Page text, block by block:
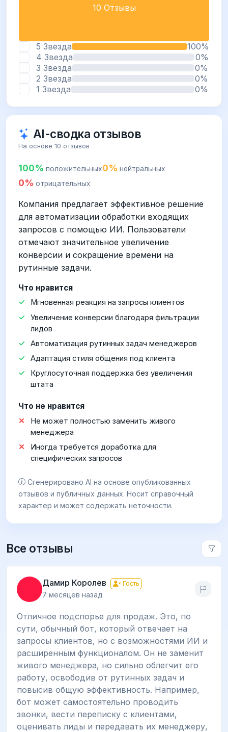
10 Отзывы
5 Звезда
100%
4 Звезда
0%
3 Звезда
0%
2 Звезда
0%
1 Звезда
0%
AI-сводка отзывов
На основе 10 отзывов
100% положительных0% нейтральных
0% отрицательных
Компания предлагает эффективное решение
для автоматизации обработки входящих
запросов с помощью ИИ. Пользователи
отмечают значительное увеличение
конверсии и сокращение времени на
рутинные задачи.
Что нравится
Мгновенная реакция на запросы клиентов
Увеличение конверсии благодаря фильтрации
лидов
Автоматизация рутинных задач менеджеров
Адаптация стиля общения под клиента
Круглосуточная поддержка без увеличения
штата
Что не нравится
Не может полностью заменить живого
менеджера
Иногда требуется доработка для
специфических запросов
Сгенерировано AI на основе опубликованных
отзывов и публичных данных. Носит справочный
характер и может содержать неточности.
Все отзывы
Дамир Королев Гость
7 месяцев назад
Отличное подспорье для продаж. Это, по
сути, обычный бот, который отвечает на
запросы клиентов, но с возможностями ИИ и
расширенным функционалом. Он не заменит
живого менеджера, но сильно облегчит его
работу, освободив от рутинных задач и
повысив общую эффективность. Например,
бот может самостоятельно проводить
звонки, вести переписку с клиентами,
оценивать лиды и передавать их менеджеру,